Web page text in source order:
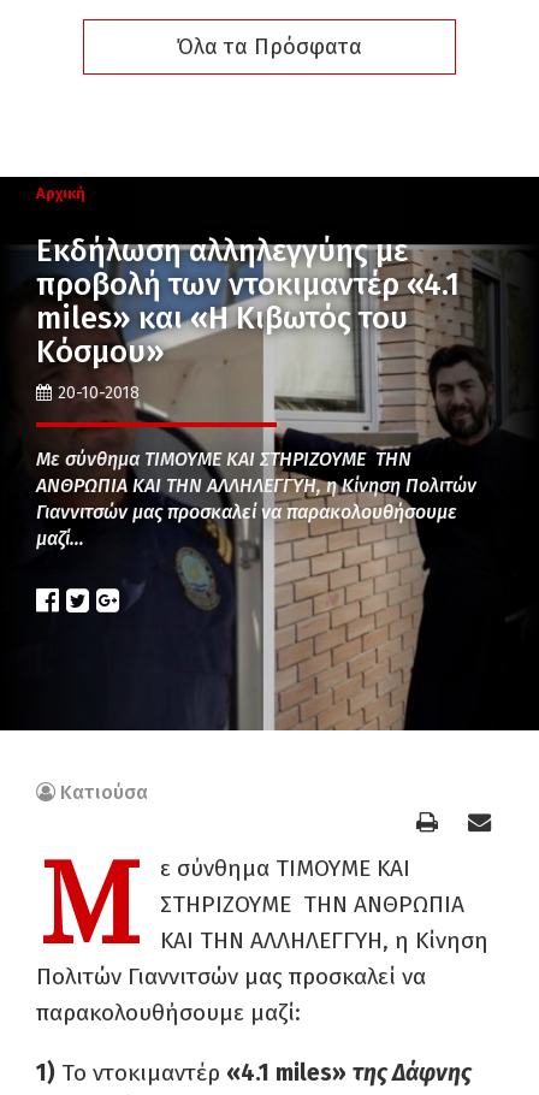
Όλα τα Πρόσφατα
Αρχική
Εκδήλωση αλληλεγγύης με
προβολή των ντοκιμαντέρ «4.1
miles» και «Η Κιβωτός του
Κόσμου»
20-10-2018
Με σύνθημα ΤΙΜΟΥΜΕ ΚΑΙ ΣΤΗΡΙΖΟΥΜΕ ΤΗΝ
ΑΝΘΡΩΠΙΑ ΚΑΙ ΤΗΝ ΑΛΛΗΛΕΓΓΥΗ, η Κίνηση Πολιτών
Γιαννιτσών μας προσκαλεί να παρακολουθήσουμε
μαζί…
Κατιούσα
Μ
ε σύνθημα ΤΙΜΟΥΜΕ ΚΑΙ
ΣΤΗΡΙΖΟΥΜΕ ΤΗΝ ΑΝΘΡΩΠΙΑ
ΚΑΙ ΤΗΝ ΑΛΛΗΛΕΓΓΥΗ, η Κίνηση
Πολιτών Γιαννιτσών μας προσκαλεί να
παρακολουθήσουμε μαζί:
1) Το ντοκιμαντέρ «4.1 miles» της Δάφνης